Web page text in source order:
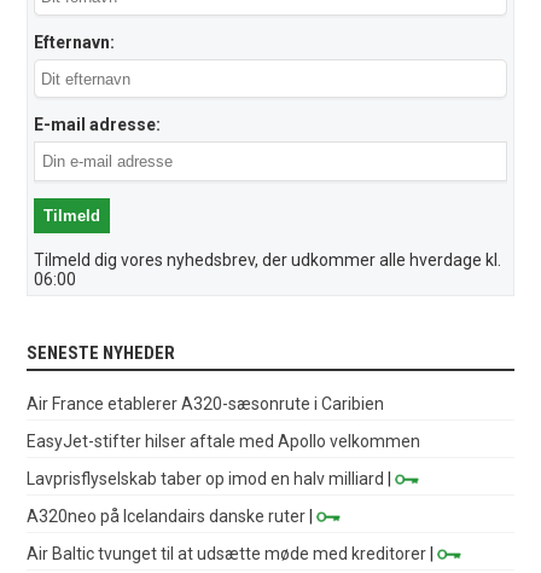
Efternavn:
E-mail adresse:
Tilmeld dig vores nyhedsbrev, der udkommer alle hverdage kl.
06:00
SENESTE NYHEDER
Air France etablerer A320-sæsonrute i Caribien
EasyJet-stifter hilser aftale med Apollo velkommen
Lavprisflyselskab taber op imod en halv milliard
|
A320neo på Icelandairs danske ruter |
Air Baltic tvunget til at udsætte møde med kreditorer |